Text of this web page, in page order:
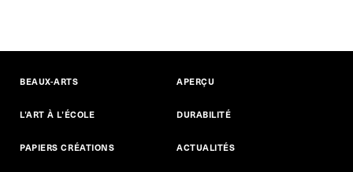
BEAUX-ARTS
L’ART À L’ÉCOLE
PAPIERS CRÉATIONS
APERÇU
DURABILITÉ
ACTUALITÉS